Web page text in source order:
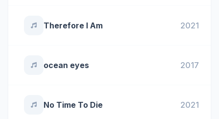
Therefore I Am 2021
ocean eyes 2017
No Time To Die 2021